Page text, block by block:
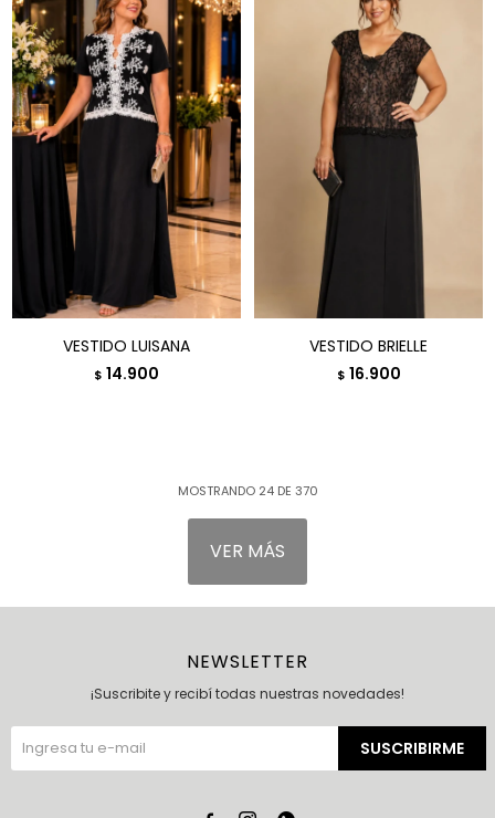
VESTIDO LUISANA
$ 14.900
VESTIDO BRIELLE
$ 16.900
MOSTRANDO 24DE 370
VER MÁS
NEWSLETTER
¡Suscribite y recibí todas nuestras novedades!
SUSCRIBIRME